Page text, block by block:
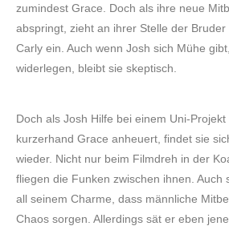
zumindest Grace. Doch als ihre neue
abspringt, zieht an ihrer Stelle der
Carly ein. Auch wenn Josh sich Mühe
widerlegen, bleibt sie skeptisch.
Doch als Josh Hilfe bei einem Uni-
kurzerhand Grace anheuert, findet sie
wieder. Nicht nur beim Filmdreh in der
fliegen die Funken zwischen ihnen. Auch
all seinem Charme, dass männliche
Chaos sorgen. Allerdings sät er eben